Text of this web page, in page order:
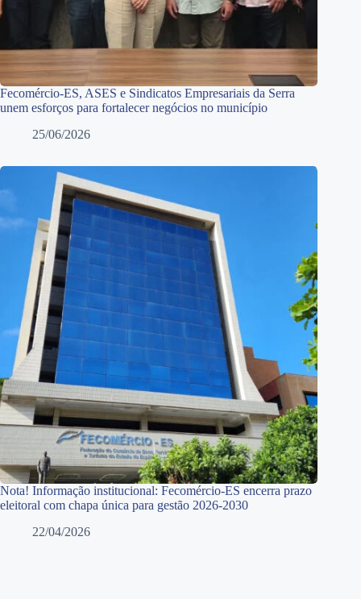
Fecomércio-ES, ASES e Sindicatos Empresariais da Serra
unem esforços para fortalecer negócios no município
25/06/2026
Nota! Informação institucional: Fecomércio-ES encerra prazo
eleitoral com chapa única para gestão 2026-2030
22/04/2026